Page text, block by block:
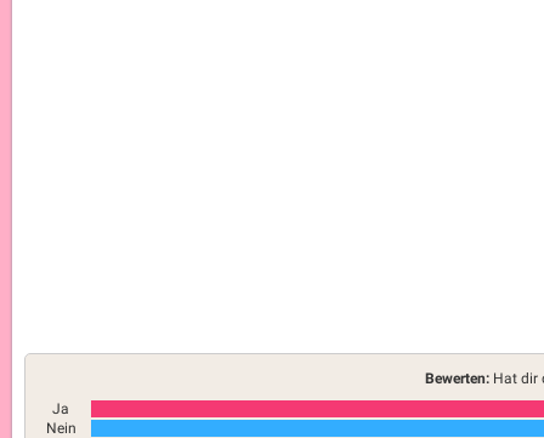
Bewerten: Hat dir
Ja
Nein